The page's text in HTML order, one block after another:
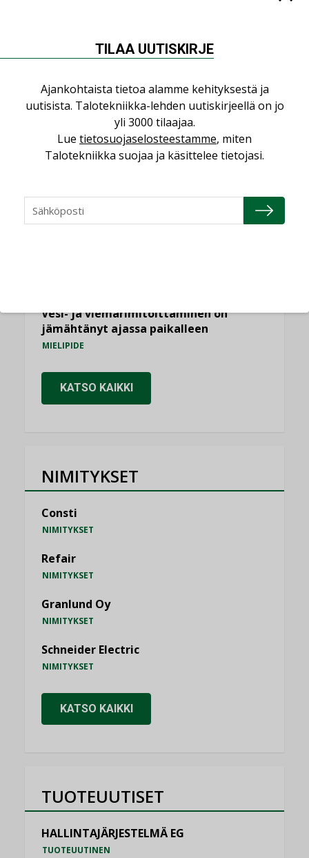
NÄKÖKULMIA
Puheista tekoihin – uusin teknologia
käyttöön kiinteistöissä
Sähköistäminen säästää euroja
KOLUMNI
ilmanvaihtoa
KOLUMNI
Vesi- ja viemärimitoittaminen on
jämähtänyt ajassa paikalleen
MIELIPIDE
KATSO KAIKKI
NIMITYKSET
Consti
NIMITYKSET
Refair
NIMITYKSET
Granlund Oy
NIMITYKSET
Schneider Electric
NIMITYKSET
KATSO KAIKKI
TUOTEUUTISET
HALLINTAJÄRJESTELMÄ EG
TUOTEUUTINEN
TILAA UUTISKIRJE
Ajankohtaista tietoa alamme kehityksestä ja
uutisista. Talotekniikka-lehden uutiskirjeellä on jo
yli 3000 tilaajaa.
Lue tietosuojaselosteestamme, miten
Talotekniikka suojaa ja käsittelee tietojasi.